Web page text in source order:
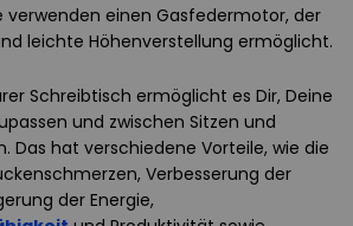
verwenden einen Gasfedermotor, der
leichte Höhenverstellung ermöglicht.
Schreibtisch ermöglicht es Dir, Deine
und zwischen Sitzen und
Das hat verschiedene Vorteile, wie die
Verbesserung der
der Energie,